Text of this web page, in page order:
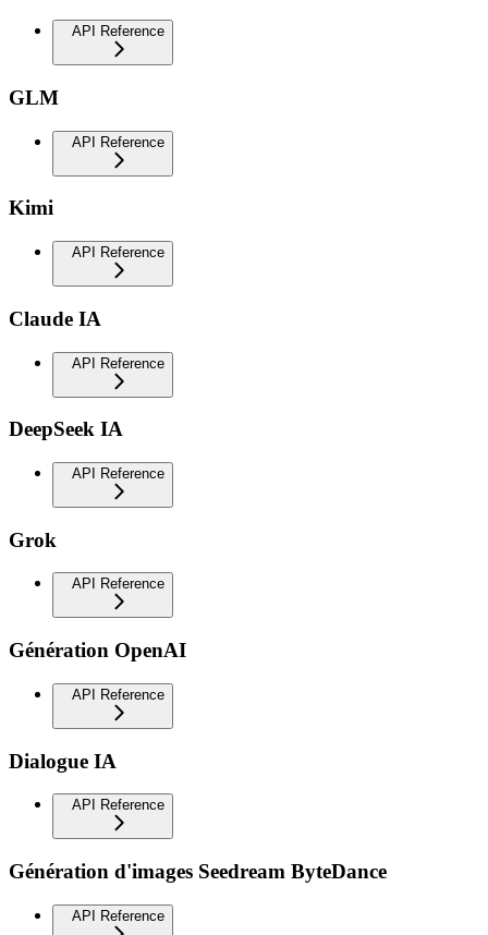
API Reference
GLM
API Reference
Kimi
API Reference
Claude IA
API Reference
DeepSeek IA
API Reference
Grok
API Reference
Génération OpenAI
API Reference
Dialogue IA
API Reference
Génération d'images Seedream ByteDance
API Reference